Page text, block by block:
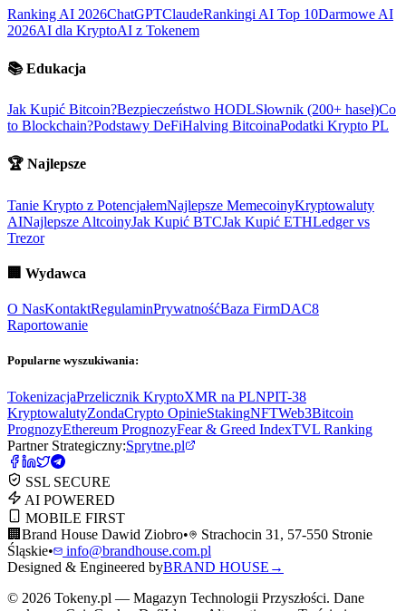
Ranking AI 2026ChatGPTClaudeRankingi AI Top 10Darmowe AI
2026AI dla KryptoAI z Tokenem
📚 Edukacja
Jak Kupić Bitcoin?Bezpieczeństwo HODLSłownik (200+ haseł)Co
to Blockchain?Podstawy DeFiHalving BitcoinaPodatki Krypto PL
🏆 Najlepsze
Tanie Krypto z PotencjałemNajlepsze MemecoinyKryptowaluty
AINajlepsze AltcoinyJak Kupić BTCJak Kupić ETHLedger vs
Trezor
🏢 Wydawca
O NasKontaktRegulaminPrywatnośćBaza FirmDAC8
Raportowanie
Popularne wyszukiwania:
TokenizacjaPrzelicznik KryptoXMR na PLNPIT-38
KryptowalutyZondaCrypto OpinieStakingNFTWeb3Bitcoin
PrognozyEthereum PrognozyFear & Greed IndexTVL Ranking
Partner Strategiczny:Sprytne.pl
SSL SECURE
AI POWERED
MOBILE FIRST
🏢 Brand House Dawid Ziobro•
Strachocin 31, 57-550 Stronie
Śląskie•
info@brandhouse.com.pl
Designed & Engineered byBRAND HOUSE →
© 2026 Tokeny.pl — Magazyn Technologii Przyszłości. Dane